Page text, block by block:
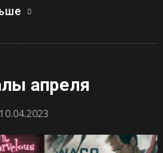
апреля
10.04.2023